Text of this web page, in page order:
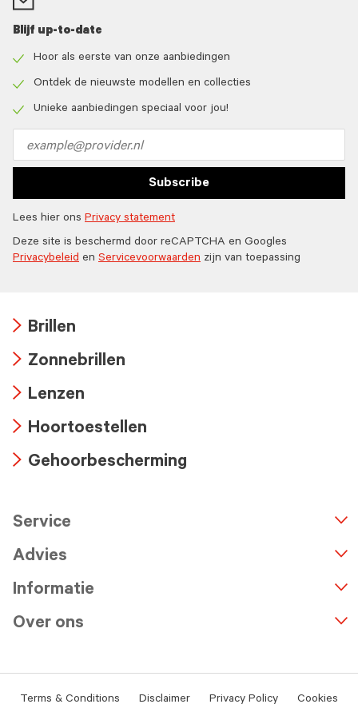
Blijf up-to-date
icon
Hoor als eerste van onze aanbiedingen
icon
Ontdek de nieuwste modellen en collecties
Unieke aanbiedingen speciaal voor jou!
address
Subscribe
Lees hier ons Privacy statement
Deze site is beschermd door reCAPTCHA en Googles
Privacybeleid en Servicevoorwaarden zijn van toepassing
icon
Brillen
icon
Zonnebrillen
icon
Lenzen
icon
Hoortoestellen
Gehoorbescherming
Service
Advies
Informatie
Over ons
Terms & Conditions Disclaimer Privacy Policy Cookies